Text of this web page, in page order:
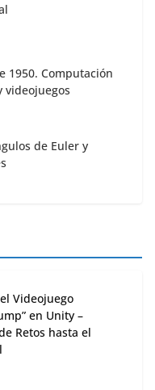
1950. Computación
videojuegos
de Euler y
Videojuego
en Unity –
Retos hasta el